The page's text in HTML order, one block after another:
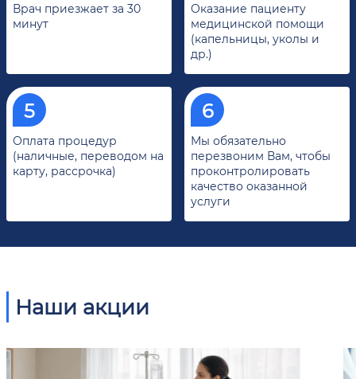
Врач приезжает за 30
минут
Оказание пациенту
медицинской помощи
(капельницы, уколы и
др.)
Оплата процедур
(наличные, переводом на
карту, рассрочка)
Мы обязательно
перезвоним Вам, чтобы
проконтролировать
качество оказанной
услуги
Наши акции